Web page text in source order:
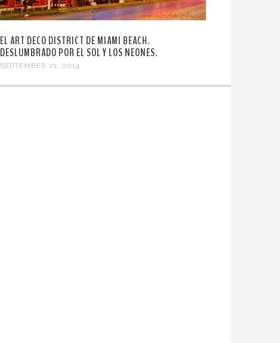
EL ART DECO DISTRICT DE MIAMI BEACH.
DESLUMBRADO POR EL SOL Y LOS NEONES.
SEPTEMBER 21, 2014